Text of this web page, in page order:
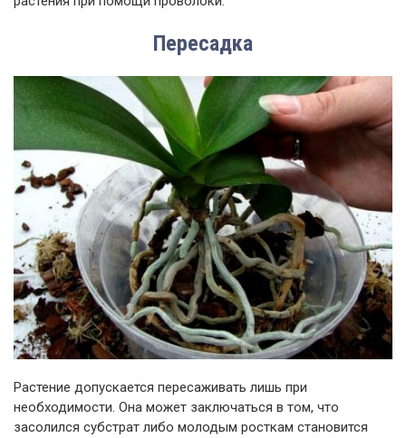
Пересадка
Растение допускается пересаживать лишь при
необходимости. Она может заключаться в том, что
засолился субстрат либо молодым росткам становится